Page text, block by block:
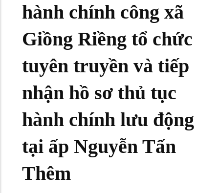
hành chính công xã
Giồng Riềng tổ chức
tuyên truyền và tiếp
nhận hồ sơ thủ tục
hành chính lưu động
tại ấp Nguyễn Tấn
Thêm